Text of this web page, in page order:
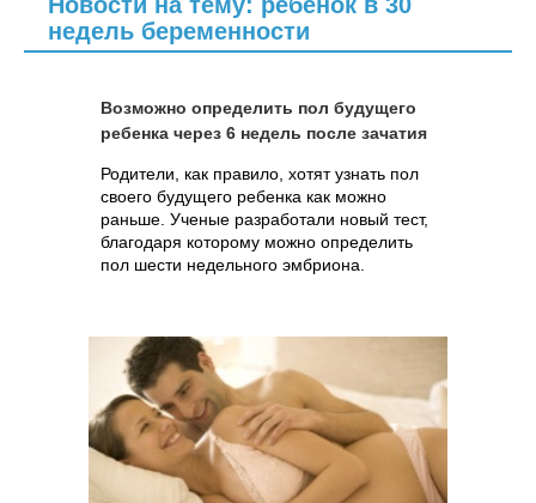
недель беременности
Возможно определить пол будущего
ребенка через 6 недель после зачатия
Родители, как правило, хотят узнать пол
своего будущего ребенка как можно
раньше. Ученые разработали новый тест,
благодаря которому можно определить
пол шести недельного эмбриона.